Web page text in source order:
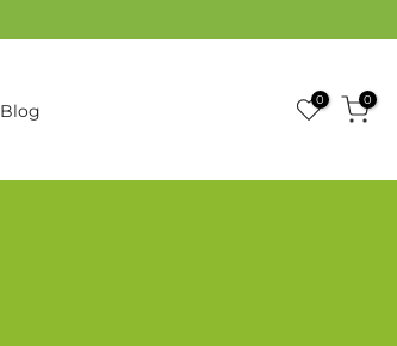
Blog 0 0